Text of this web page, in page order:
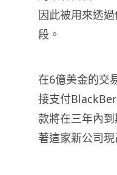
因此被用來透
段。
在6億美金的交
接支付
款將在三年內
著這家新公司